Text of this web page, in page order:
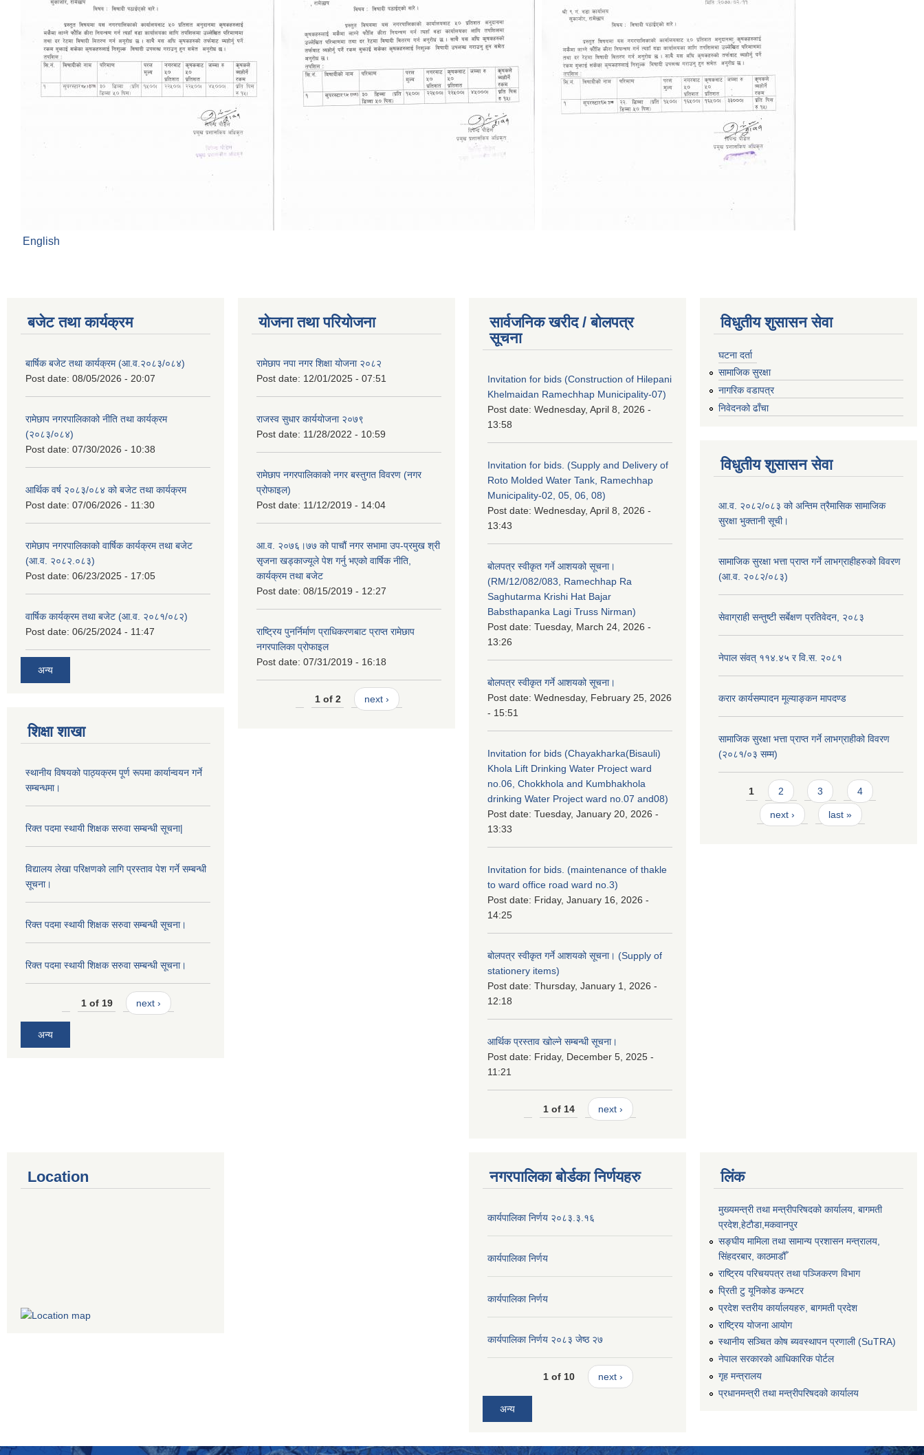
English
बजेट तथा कार्यक्रम
बार्षिक बजेट तथा कार्यक्रम (आ.व.२०८३/०८४)
Post date: 08/05/2026 - 20:07
रामेछाप नगरपालिकाको नीति तथा कार्यक्रम
(२०८३/०८४)
Post date: 07/30/2026 - 10:38
आर्थिक वर्ष २०८३/०८४ को बजेट तथा कार्यक्रम
Post date: 07/06/2026 - 11:30
रामेछाप नगरपालिकाको वार्षिक कार्यक्रम तथा बजेट
(आ.व. २०८२.०८३)
Post date: 06/23/2025 - 17:05
वार्षिक कार्यक्रम तथा बजेट (आ.व. २०८१/०८२)
Post date: 06/25/2024 - 11:47
अन्य
शिक्षा शाखा
स्थानीय विषयको पाठ्यक्रम पूर्ण रूपमा कार्यान्वयन गर्ने
सम्बन्धमा।
रिक्त पदमा स्थायी शिक्षक सरुवा सम्बन्धी सूचना|
विद्यालय लेखा परिक्षणको लागि प्रस्ताव पेश गर्ने सम्बन्धी
सूचना।
रिक्त पदमा स्थायी शिक्षक सरुवा सम्बन्धी सूचना।
रिक्त पदमा स्थायी शिक्षक सरुवा सम्बन्धी सूचना।
1 of 19 next ›
अन्य
योजना तथा परियोजना
रामेछाप नपा नगर शिक्षा योजना २०८२
Post date: 12/01/2025 - 07:51
राजस्व सुधार कार्ययोजना २०७९
Post date: 11/28/2022 - 10:59
रामेछाप नगरपालिकाको नगर बस्तुगत विवरण (नगर
प्रोफाइल)
Post date: 11/12/2019 - 14:04
आ.व. २०७६।७७ को पाचौं नगर सभामा उप-प्रमुख श्री
सृजना खड्काज्यूले पेश गर्नु भएको वार्षिक नीति,
कार्यक्रम तथा बजेट
Post date: 08/15/2019 - 12:27
राष्ट्रिय पुनर्निर्माण प्राधिकरणबाट प्राप्त रामेछाप
नगरपालिका प्रोफाइल
Post date: 07/31/2019 - 16:18
1 of 2 next ›
सार्वजनिक खरीद / बोलपत्र
सूचना
Invitation for bids (Construction of Hilepani
Khelmaidan Ramechhap Municipality-07)
Post date: Wednesday, April 8, 2026 -
13:58
Invitation for bids. (Supply and Delivery of
Roto Molded Water Tank, Ramechhap
Municipality-02, 05, 06, 08)
Post date: Wednesday, April 8, 2026 -
13:43
बोलपत्र स्वीकृत गर्ने आशयको सूचना।
(RM/12/082/083, Ramechhap Ra
Saghutarma Krishi Hat Bajar
Babsthapanka Lagi Truss Nirman)
Post date: Tuesday, March 24, 2026 -
13:26
बोलपत्र स्वीकृत गर्ने आशयको सूचना।
Post date: Wednesday, February 25, 2026
- 15:51
Invitation for bids (Chayakharka(Bisauli)
Khola Lift Drinking Water Project ward
no.06, Chokkhola and Kumbhakhola
drinking Water Project ward no.07 and08)
Post date: Tuesday, January 20, 2026 -
13:33
Invitation for bids. (maintenance of thakle
to ward office road ward no.3)
Post date: Friday, January 16, 2026 -
14:25
बोलपत्र स्वीकृत गर्ने आशयको सूचना। (Supply of
stationery items)
Post date: Thursday, January 1, 2026 -
12:18
आर्थिक प्रस्ताव खोल्ने सम्बन्धी सूचना।
Post date: Friday, December 5, 2025 -
11:21
1 of 14 next ›
विधुतीय शुसासन सेवा
घटना दर्ता
सामाजिक सुरक्षा
नागरिक वडापत्र
निवेदनको ढाँचा
विधुतीय शुसासन सेवा
आ.व. २०८२/०८३ को अन्तिम त्रैमासिक सामाजिक
सुरक्षा भुक्तानी सूची।
सामाजिक सुरक्षा भत्ता प्राप्त गर्ने लाभग्राहीहरुको विवरण
(आ.व. २०८२/०८३)
सेवाग्राही सन्तुष्टी सर्बेक्षण प्रतिवेदन, २०८३
नेपाल संवत् ११४.४५ र वि.स. २०८१
करार कार्यसम्पादन मूल्याङ्कन मापदण्ड
सामाजिक सुरक्षा भत्ता प्राप्त गर्ने लाभग्राहीको विवरण
(२०८१/०३ सम्म)
Pages
1 2 3 4
next › last »
Location नगरपालिका बोर्डका निर्णयहरु
कार्यपालिका निर्णय २०८३.३.१६
कार्यपालिका निर्णय
कार्यपालिका निर्णय
कार्यपालिका निर्णय २०८३ जेष्ठ २७
1 of 10 next ›
अन्य
लिंक
मुख्यमन्त्री तथा मन्त्रीपरिषदको कार्यालय, बागमती
प्रदेश,हेटाैडा,मकवानपुर
सङ्‍घीय मामिला तथा सामान्य प्रशासन मन्त्रालय,
सिंहदरबार, काठमाडौँ
राष्ट्रिय परिचयपत्र तथा पञ्जिकरण विभाग
प्रिती टु यूनिकोड कन्भटर
प्रदेश स्तरीय कार्यालयहरु, बागमती प्रदेश
राष्ट्रिय योजना आयोग
स्थानीय सञ्चित कोष ब्यवस्थापन प्रणाली (SuTRA)
नेपाल सरकारको आधिकारिक पोर्टल
गृह मन्त्रालय
प्रधानमन्त्री तथा मन्त्रीपरिषदको कार्यालय